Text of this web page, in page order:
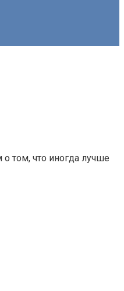
том, что иногда лучше